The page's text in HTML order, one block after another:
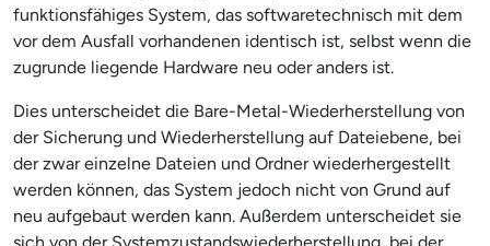
funktionsfähiges System, das softwaretechnisch mit dem
vor dem Ausfall vorhandenen identisch ist, selbst wenn die
zugrunde liegende Hardware neu oder anders ist.
Dies unterscheidet die Bare-Metal-Wiederherstellung von
der Sicherung und Wiederherstellung auf Dateiebene, bei
der zwar einzelne Dateien und Ordner wiederhergestellt
werden können, das System jedoch nicht von Grund auf
neu aufgebaut werden kann. Außerdem unterscheidet sie